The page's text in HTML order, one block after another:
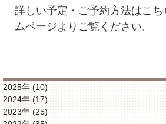
詳しい予定・ご予約方法はこ
ムページよりご覧ください。
2025年 (10)
2024年 (17)
2023年 (25)